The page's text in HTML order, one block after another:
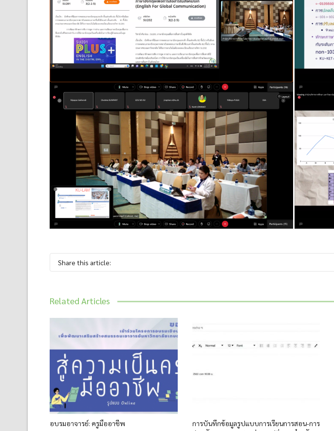
Share this article:
Related Articles
อบรมอาจารย์: ครูมืออาชีพ
การบันทึกข้อมูลรูปแบบการเรียนการสอน-การ